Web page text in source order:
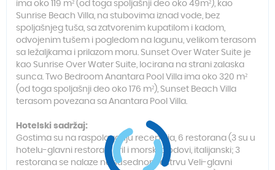
ima oko 119 m² (od toga spoljašnji deo oko 49m²), kao
Sunrise Beach Villa, na stubovima iznad vode, bez
spoljašnjeg tuša, sa zatvorenim kupatilom i kadom,
odvojenim tušem i pogledom na lagunu, velikom terasom
sa ležaljkama i prilazom moru. Sunset Over Water Suite je
kao Sunrise Over Water Suite, locirana na strani zalaska
sunca. Two Bedroom Anantara Pool Villa ima oko 320 m²
(od toga spoljašnji deo oko 176 m²), Sunset Beach Villa
terasom povezana sa Anantara Pool Villa.
Hotelski sadržaj:
Gostima su na raspolaganju recepcija, 6 restorana (3 su u
hotelu-glavni restoran, gril i morski plodovi, italijanski; 3
restorana se nalaze na susednom ostrvu Veli-glavni